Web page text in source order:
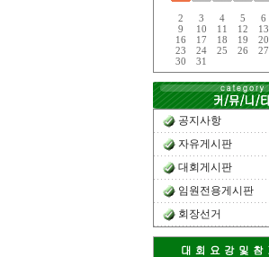
2
3 4 5 6
9
10 11 12 13
16
17 18 19 20
23
24 25 26 27
30
31
공지사항
자유게시판
대회게시판
임원전용게시판
회장선거